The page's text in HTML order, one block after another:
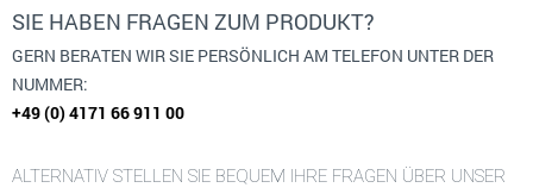
SIE HABEN FRAGEN ZUM PRODUKT?
GERN BERATEN WIR SIE PERSÖNLICH AM TELEFON UNTER DER
NUMMER:
+49 (0) 4171 66 911 00
ALTERNATIV STELLEN SIE BEQUEM IHRE FRAGEN ÜBER UNSER